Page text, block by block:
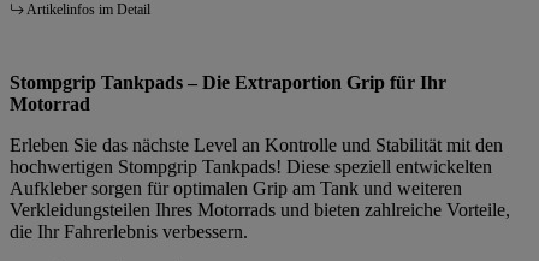
Artikelinfos im Detail
Stompgrip Tankpads – Die Extraportion Grip für Ihr
Motorrad
Erleben Sie das nächste Level an Kontrolle und Stabilität mit den
hochwertigen Stompgrip Tankpads! Diese speziell entwickelten
Aufkleber sorgen für optimalen Grip am Tank und weiteren
Verkleidungsteilen Ihres Motorrads und bieten zahlreiche Vorteile,
die Ihr Fahrerlebnis verbessern.